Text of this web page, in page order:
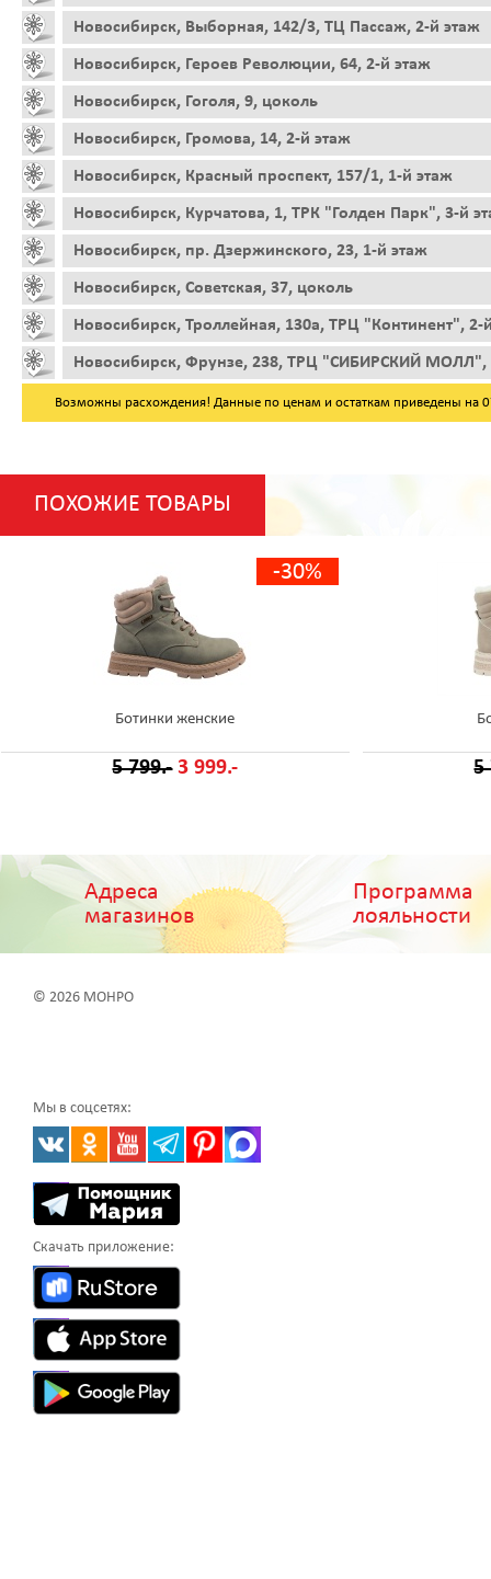
Новосибирск, Выборная, 142/3, ТЦ Пассаж, 2-й этаж
Новосибирск, Героев Революции, 64, 2-й этаж
Новосибирск, Гоголя, 9, цоколь
Новосибирск, Громова, 14, 2-й этаж
Новосибирск, Красный проспект, 157/1, 1-й этаж
Новосибирск, Курчатова, 1, ТРК "Голден Парк", 3-й
Новосибирск, пр. Дзержинского, 23, 1-й этаж
Новосибирск, Советская, 37, цоколь
Новосибирск, Троллейная, 130а, ТРЦ "Континент", 2-
Новосибирск, Фрунзе, 238, ТРЦ "СИБИРСКИЙ МОЛЛ",
Возможны расхождения! Данные по ценам и остаткам приведены на
ПОХОЖИЕ ТОВАРЫ
-30%
Ботинки женские
5 799.- 3 999.- 5
Адреса
магазинов
Программа
лояльности
© 2026 МОНРО
Мы в соцсетях:
Скачать приложение: